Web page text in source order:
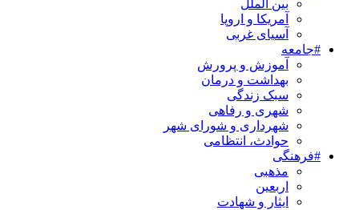
بین الملل
آمریکا و اروپا
آسیای غربی
#جامعه
آموزش و پرورش
بهداشت و درمان
سبک زندگی
شهری و رفاهی
شهرداری و شورای شهر
حوادث، انتظامی
#فرهنگی
مذهبی
اربعین
ایثار و شهادت